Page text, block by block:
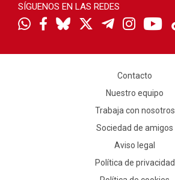
SÍGUENOS EN LAS REDES
Contacto
Nuestro equipo
Trabaja con nosotros
Sociedad de amigos
Aviso legal
Política de privacidad